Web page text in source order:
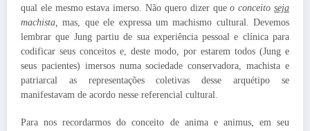
qual ele mesmo estava imerso. Não quero dizer queo conceitoseja
machista, mas, que ele expressa um machismo cultural. Devemos
lembrar que Jung partiu de sua experiência pessoal e clínica para
codificar seus conceitos e, deste modo, por estarem todos (Jung e
seus pacientes) imersos numa sociedade conservadora, machista e
patriarcal as representações coletivas desse arquétipo se
manifestavam de acordo nesse referencial cultural.
Para nos recordarmos do conceito de anima e animus, em seu